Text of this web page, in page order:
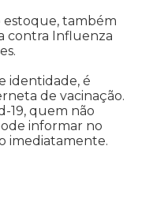
estoque, também
contra Influenza
identidade, é
de vacinação.
19, quem não
informar no
imediatamente.